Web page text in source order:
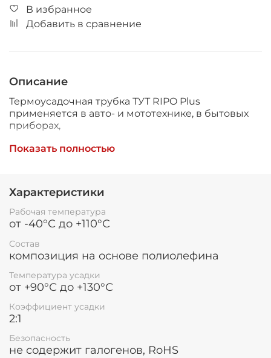
В избранное
Добавить в сравнение
Описание
Термоусадочная трубка ТУТ RIPO Plus
применяется в авто- и мототехнике, в бытовых
приборах,
при производстве низковольтного
бандажа проводов, декоративного покрытия,
изоляции и герметизации мест соединений и в
качестве кожуха.
Поставляется в бухтах.
Трубка ТУТ не предназначена для электрической
изоляции высоковольтных шин 1–10 кВ и
может использоваться на шинах только в
Не подлежит обязательной сертификации.
Показать полностью
Характеристики
Рабочая температура
от -40°С до +110°С
Состав
композиция на основе полиолефина
Температура усадки
от +90°С до +130°С
Коэффициент усадки
2:1
Безопасность
не содержит галогенов, RoHS